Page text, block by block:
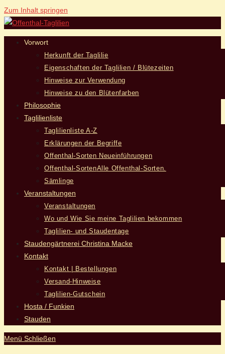
Zum Inhalt springen
Vorwort
Herkunft der Taglilie
Eigenschaften der Taglilien / Blütezeiten
Hinweise zur Verwendung
Hinweise zu den Blütenfarben
Philosophie
Taglilienliste
Taglilienliste A-Z
Erklärungen der Begriffe
Offenthal-Sorten Neueinführungen
Offenthal-SortenAlle Offenthal-Sorten.
Sämlinge
Veranstaltungen
Veranstaltungen
Wo und Wie Sie meine Taglilien bekommen
Taglilien- und Staudentage
Staudengärtnerei Christina Macke
Kontakt
Kontakt | Bestellungen
Versand-Hinweise
Taglilien-Gutschein
Hosta / Funkien
Stauden
Menü Schließen